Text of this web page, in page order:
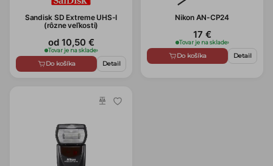
Sandisk SD Extreme UHS-I
(rôzne veľkosti)
od 10,50 €
Tovar je na sklade›
Do košíka Detail
Nikon AN-CP24
17 €
Tovar je na sklade›
Do košíka Detail